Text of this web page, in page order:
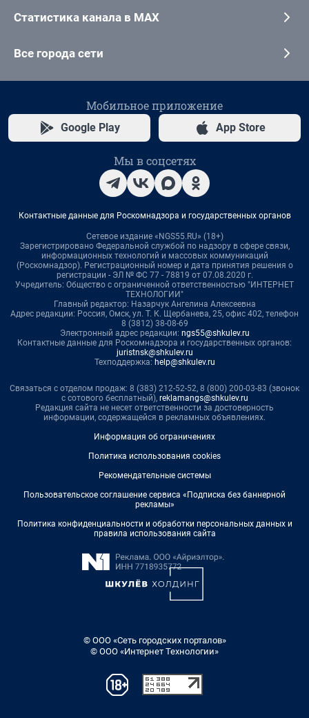
Статистика канала в MAX
Все города сети
Мобильное приложение
Google Play App Store
Мы в соцсетях
Контактные данные для Роскомнадзора и государственных органов
Сетевое издание «NGS55.RU» (18+)
Зарегистрировано Федеральной службой по надзору в сфере связи,
информационных технологий и массовых коммуникаций
(Роскомнадзор). Регистрационный номер и дата принятия решения о
регистрации - ЭЛ № ФС 77 - 78819 от 07.08.2020 г.
Учредитель: Общество с ограниченной ответственностью "ИНТЕРНЕТ
ТЕХНОЛОГИИ"
Главный редактор: Назарчук Ангелина Алексеевна
Адрес редакции: Россия, Омск, ул. Т. К. Щербанева, 25, офис 402, телефон
8 (3812) 38-08-69
Электронный адрес редакции: ngs55@shkulev.ru
Контактные данные для Роскомнадзора и государственных органов:
juristnsk@shkulev.ru
Техподдержка: help@shkulev.ru
Связаться с отделом продаж: 8 (383) 212-52-52, 8 (800) 200-03-83 (звонок
с сотового бесплатный), reklamangs@shkulev.ru
Редакция сайта не несет ответственности за достоверность
информации, содержащейся в рекламных объявлениях.
Информация об ограничениях
Политика использования cookies
Рекомендательные системы
Пользовательское соглашение сервиса «Подписка без баннерной
рекламы»
Политика конфиденциальности и обработки персональных данных и
правила использования сайта
© ООО «Сеть городских порталов»
© ООО «Интернет Технологии»